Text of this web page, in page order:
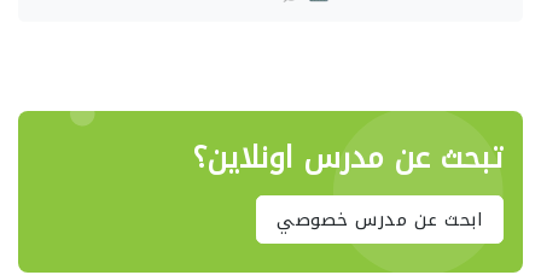
تبحث عن مدرس اونلاين؟
ابحث عن مدرس خصوصي